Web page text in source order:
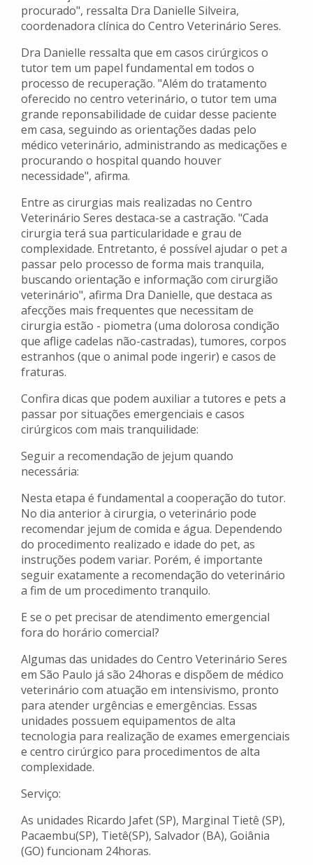
procurado", ressalta Dra Danielle Silveira,
coordenadora clínica do Centro Veterinário Seres.
Dra Danielle ressalta que em casos cirúrgicos o
tutor tem um papel fundamental em todos o
processo de recuperação. "Além do tratamento
oferecido no centro veterinário, o tutor tem uma
grande reponsabilidade de cuidar desse paciente
em casa, seguindo as orientações dadas pelo
médico veterinário, administrando as medicações e
procurando o hospital quando houver
necessidade", afirma.
Entre as cirurgias mais realizadas no Centro
Veterinário Seres destaca-se a castração. "Cada
cirurgia terá sua particularidade e grau de
complexidade. Entretanto, é possível ajudar o pet a
passar pelo processo de forma mais tranquila,
buscando orientação e informação com cirurgião
veterinário", afirma Dra Danielle, que destaca as
afecções mais frequentes que necessitam de
cirurgia estão - piometra (uma dolorosa condição
que aflige cadelas não-castradas), tumores, corpos
estranhos (que o animal pode ingerir) e casos de
fraturas.
Confira dicas que podem auxiliar a tutores e pets a
passar por situações emergenciais e casos
cirúrgicos com mais tranquilidade:
Seguir a recomendação de jejum quando
necessária:
Nesta etapa é fundamental a cooperação do tutor.
No dia anterior à cirurgia, o veterinário pode
recomendar jejum de comida e água. Dependendo
do procedimento realizado e idade do pet, as
instruções podem variar. Porém, é importante
seguir exatamente a recomendação do veterinário
a fim de um procedimento tranquilo.
E se o pet precisar de atendimento emergencial
fora do horário comercial?
Algumas das unidades do Centro Veterinário Seres
em São Paulo já são 24horas e dispõem de médico
veterinário com atuação em intensivismo, pronto
para atender urgências e emergências. Essas
unidades possuem equipamentos de alta
tecnologia para realização de exames emergenciais
e centro cirúrgico para procedimentos de alta
complexidade.
Serviço:
As unidades Ricardo Jafet (SP), Marginal Tietê (SP),
Pacaembu(SP), Tietê(SP), Salvador (BA), Goiânia
(GO) funcionam 24horas.